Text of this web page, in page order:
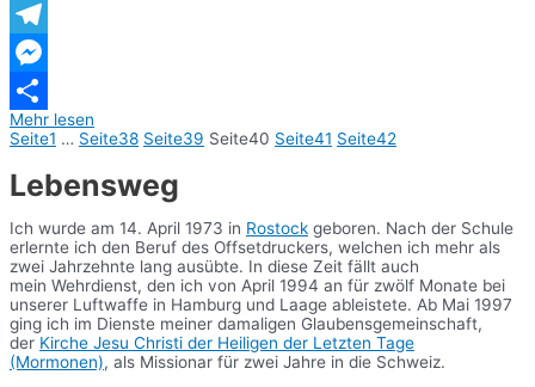
WhatsApp
Telegram
Messenger
Teilen
Mehr lesen
Seite1 … Seite38 Seite39 Seite40 Seite41 Seite42
Lebensweg
Ich wurde am 14. April 1973 in Rostock geboren. Nach der Schule
erlernte ich den Beruf des Offsetdruckers, welchen ich mehr als
zwei Jahrzehnte lang ausübte. In diese Zeit fällt auch
mein Wehrdienst, den ich von April 1994 an für zwölf Monate bei
unserer Luftwaffe in Hamburg und Laage ableistete. Ab Mai 1997
ging ich im Dienste meiner damaligen Glaubensgemeinschaft,
der Kirche Jesu Christi der Heiligen der Letzten Tage
(Mormonen), als Missionar für zwei Jahre in die Schweiz.